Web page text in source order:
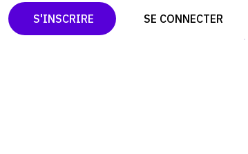
S'INSCRIRE SE CONNECTER
TWITTER
PINTEREST